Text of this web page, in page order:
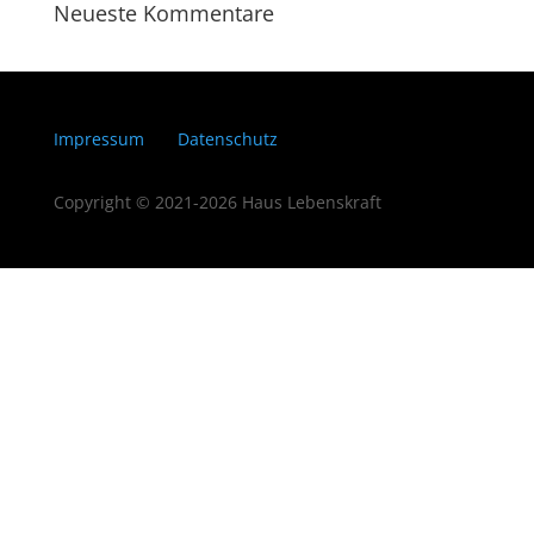
Neueste Kommentare
Impressum Datenschutz
Copyright © 2021-2026 Haus Lebenskraft